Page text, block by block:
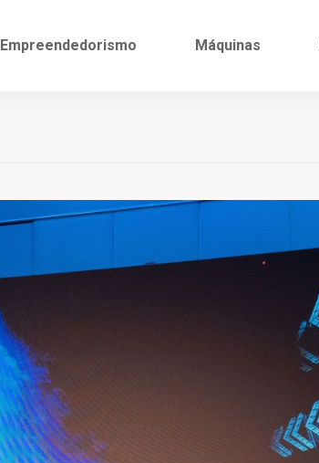
Empreendedorismo Máquinas